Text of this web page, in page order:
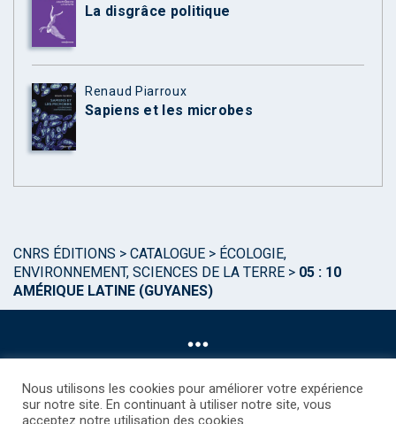
La disgrâce politique
Renaud Piarroux
Sapiens et les microbes
CNRS ÉDITIONS > CATALOGUE > ÉCOLOGIE,
ENVIRONNEMENT, SCIENCES DE LA TERRE > 05 : 10
AMÉRIQUE LATINE (GUYANES)
Nous utilisons les cookies pour améliorer votre expérience
sur notre site. En continuant à utiliser notre site, vous
acceptez notre utilisation des cookies.